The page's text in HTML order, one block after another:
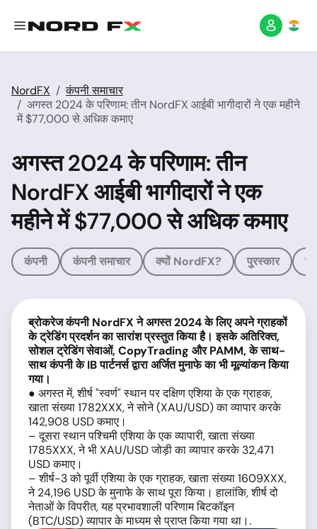
NordFX
कंपनी समाचार
अगस्त 2024 के परिणाम: तीन NordFX आईबी भागीदारों ने एक महीने
में $77,000 से अधिक कमाए
अगस्त 2024 के परिणाम: तीन
NordFX आईबी भागीदारों ने एक
महीने में $77,000 से अधिक कमाए
कंपनी कंपनी समाचार क्यों NordFX? पुरस्कार
ब्रोकरेज कंपनी NordFX ने अगस्त 2024 के लिए अपने ग्राहकों
के ट्रेडिंग प्रदर्शन का सारांश प्रस्तुत किया है। इसके अतिरिक्त,
सोशल ट्रेडिंग सेवाओं, CopyTrading और PAMM, के साथ-
साथ कंपनी के IB पार्टनर्स द्वारा अर्जित मुनाफे का भी मूल्यांकन किया
गया।
● अगस्त में, शीर्ष "स्वर्ण" स्थान पर दक्षिण एशिया के एक ग्राहक,
खाता संख्या 1782XXX, ने सोने (XAU/USD) का व्यापार करके
142,908 USD कमाए।
– दूसरा स्थान पश्चिमी एशिया के एक व्यापारी, खाता संख्या
1785XXX, ने भी XAU/USD जोड़ी का व्यापार करके 32,471
USD कमाए।
– शीर्ष-3 को पूर्वी एशिया के एक ग्राहक, खाता संख्या 1609XXX,
ने 24,196 USD के मुनाफे के साथ पूरा किया। हालांकि, शीर्ष दो
नेताओं के विपरीत, यह प्रभावशाली परिणाम बिटकॉइन
(BTC/USD) व्यापार के माध्यम से प्राप्त किया गया था।.